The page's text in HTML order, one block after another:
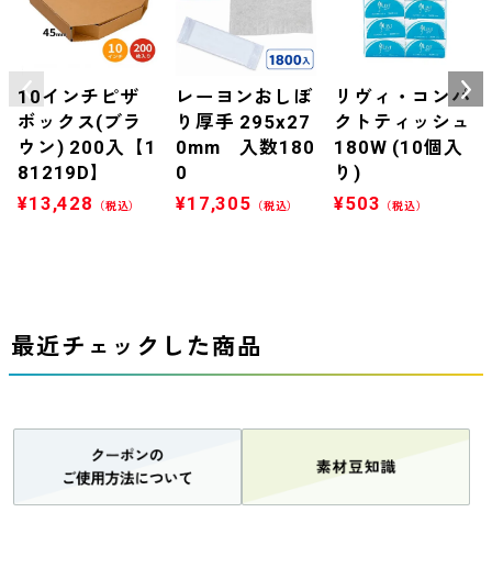
10インチピザ
ボックス(ブラ
ウン) 200入【1
81219D】
¥13,428 （税込）
レーヨンおしぼ
り厚手 295x27
0mm 入数180
0
¥17,305 （税込）
リヴィ・コンパ
クトティッシュ
180W (10個入
り)
¥503 （税込）
最近チェックした商品